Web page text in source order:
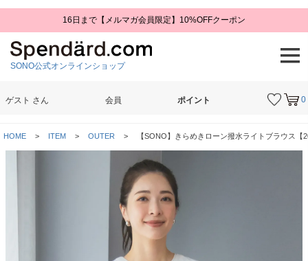
16日まで【メルマガ会員限定】10%OFFクーポン
SONO公式オンラインショップ
0
ゲスト さん 会員 ポイント
HOME ITEM OUTER 【SONO】きらめきローン撥水ライトブラウス【